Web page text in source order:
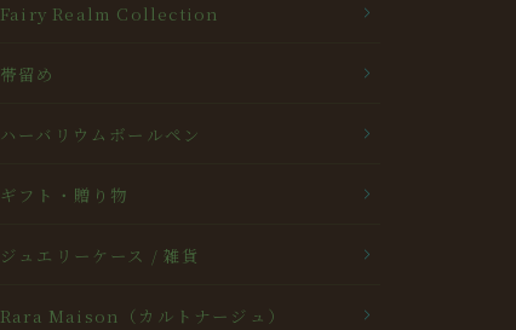
Fairy Realm Collection
帯留め
ハーバリウムボールペン
ギフト・贈り物
ジュエリーケース / 雑貨
Rara Maison（カルトナージュ）